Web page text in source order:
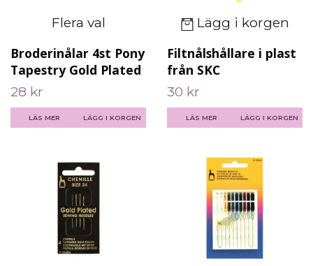
Flera val
Broderinålar 4st Pony
Tapestry Gold Plated
28 kr
LÄS MER LÄGG I KORGEN
Lägg i korgen
Filtnålshållare i plast
från SKC
30 kr
LÄS MER